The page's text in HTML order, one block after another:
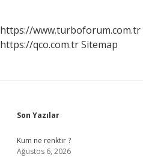
https://www.turboforum.com.tr
https://qco.com.trSitemap
Sidebar
Son Yazılar
Kum ne renktir ?
Ağustos 6, 2026